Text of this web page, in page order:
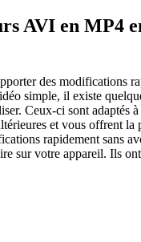
AVI en MP4
des modifications
simple, il existe
Ceux-ci sont adaptés
et vous offrent la
rapidement sans
sur votre appareil. Ils